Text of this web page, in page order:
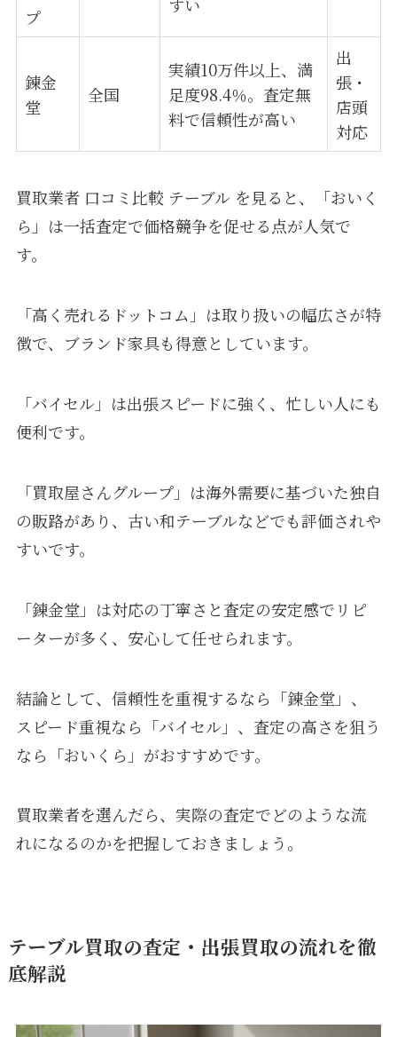
プ
錬金
堂
全国
実績10万件以上、満
足度98.4％。査定無
料で信頼性が高い
出
張・
店頭
対応
買取業者 口コミ比較 テーブル を見ると、「おいく
ら」は一括査定で価格競争を促せる点が人気で
す。
「高く売れるドットコム」は取り扱いの幅広さが特
徴で、ブランド家具も得意としています。
「バイセル」は出張スピードに強く、忙しい人にも
便利です。
「買取屋さんグループ」は海外需要に基づいた独自
の販路があり、古い和テーブルなどでも評価されや
すいです。
「錬金堂」は対応の丁寧さと査定の安定感でリピ
ーターが多く、安心して任せられます。
結論として、信頼性を重視するなら「錬金堂」、
スピード重視なら「バイセル」、査定の高さを狙う
なら「おいくら」がおすすめです。
買取業者を選んだら、実際の査定でどのような流
れになるのかを把握しておきましょう。
テーブル買取の査定・出張買取の流れを徹
底解説